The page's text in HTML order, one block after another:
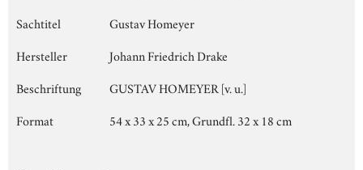
Sachtitel
Gustav Homeyer
Hersteller
Johann Friedrich Drake
Beschriftung
GUSTAV HOMEYER [v. u.]
Format
54 x 33 x 25 cm, Grundfl. 32 x 18 cm